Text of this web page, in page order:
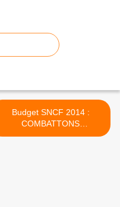
Budget SNCF 2014 :
COMBATTONS
l'AUSTERITE ! >